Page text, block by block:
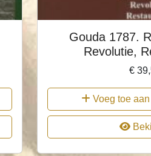
Gouda 1787.
Revolutie,
€
Voeg toe